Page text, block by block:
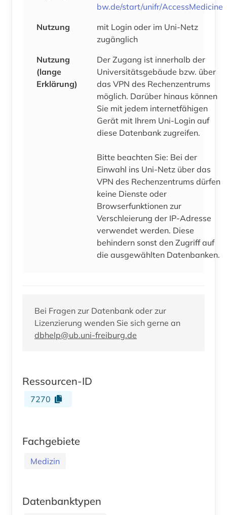
bw.de/start/unifr/AccessMedicine
Nutzung
mit Login oder im Uni-Netz
zugänglich
Nutzung
(lange
Erklärung)
Der Zugang ist innerhalb der
Universitätsgebäude bzw. über
das VPN des Rechenzentrums
möglich. Darüber hinaus können
Sie mit jedem internetfähigen
Gerät mit Ihrem Uni-Login auf
diese Datenbank zugreifen.
Bitte beachten Sie: Bei der
Einwahl ins Uni-Netz über das
VPN des Rechenzentrums dürfen
keine Dienste oder
Browserfunktionen zur
Verschleierung der IP-Adresse
verwendet werden. Diese
behindern sonst den Zugriff auf
die ausgewählten Datenbanken.
Bei Fragen zur Datenbank oder zur
Lizenzierung wenden Sie sich gerne an
dbhelp@ub.uni-freiburg.de
Ressourcen-ID
7270
Fachgebiete
Medizin
Datenbanktypen